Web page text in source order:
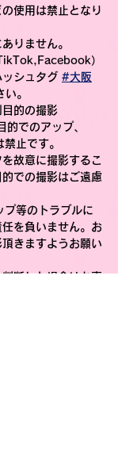
使用は禁止となり
りません。
）
シュタグ #大阪
。
目的の撮影
的でのアップ、
止です。
故意に撮影するこ
での撮影はご遠慮
プ等のトラブルに
を負いません。お
きますようお願い
断した場合はお声